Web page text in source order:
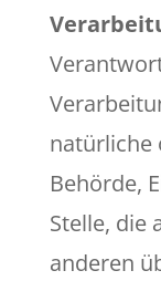
natürliche
Behörde,
Stelle, die
anderen